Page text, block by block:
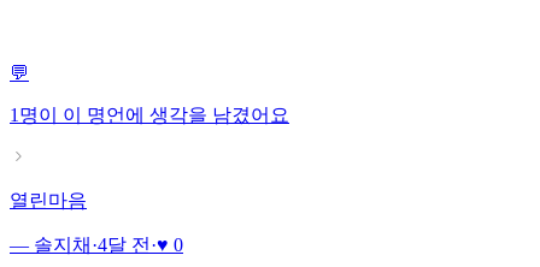
💬
1명이 이 명언에 생각을 남겼어요
열린마음
— 솔지채 ·4달 전·♥ 0